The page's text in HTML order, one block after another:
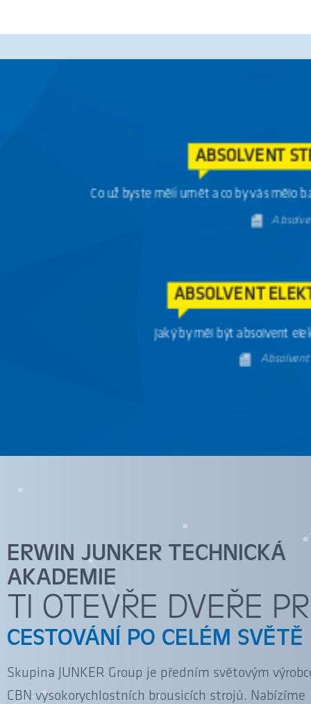
ABSOLVENT
Co už byste měli umět a co by vás mělo
ABSOLVENT
Jaký by měl být absolvent
Absolvent
ERWIN JUNKER TECHNICKÁ
AKADEMIE
TI OTEVŘE DVEŘE
CESTOVÁNÍ PO CELÉM SVĚTĚ
Skupina JUNKER Group je předním světovým
CBN vysokorychlostních brousicích strojů. Nabízíme